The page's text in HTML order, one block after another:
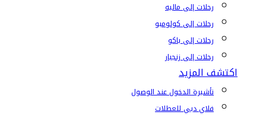
رحلات إلى ماليه
رحلات إلى كولومبو
رحلات إلى باكو
رحلات إلى زنجبار
اكتشف المزيد
تأشيرة الدخول عند الوصول
فلاي دبي للعطلات